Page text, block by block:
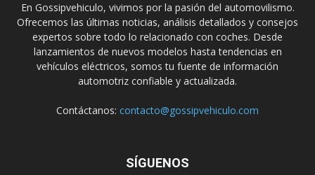
En Gossipvehiculo, vivimos por la pasión del automovilismo.
Ofrecemos las últimas noticias, análisis detallados y consejos
expertos sobre todo lo relacionado con coches. Desde
lanzamientos de nuevos modelos hasta tendencias en
vehículos eléctricos, somos tu fuente de información
automotriz confiable y actualizada.
Contáctanos: contacto@gossipvehiculo.com
SÍGUENOS